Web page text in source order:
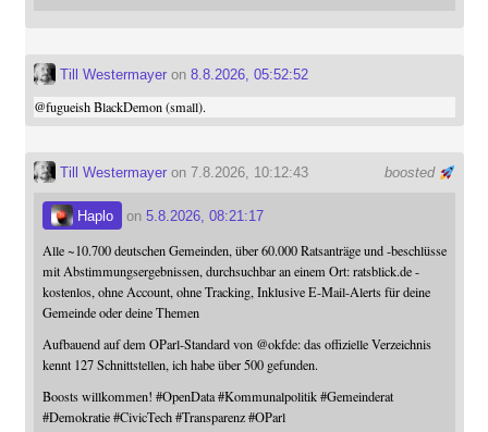
Till Westermayeron 8.8.2026, 05:52:52
@fugueishBlackDemon (small).
boosted
Till Westermayeron 7.8.2026, 10:12:43
Haplo on 5.8.2026, 08:21:17
Alle ~10.700 deutschen Gemeinden, über 60.000 Ratsanträge und -beschlüsse
mit Abstimmungsergebnissen, durchsuchbar an einem Ort: ratsblick.de -
kostenlos, ohne Account, ohne Tracking, Inklusive E-Mail-Alerts für deine
Gemeinde oder deine Themen
Aufbauend auf dem OParl-Standard von @okfde: das offizielle Verzeichnis
kennt 127 Schnittstellen, ich habe über 500 gefunden.
Boosts willkommen! #OpenData #Kommunalpolitik #Gemeinderat
#Demokratie #CivicTech #Transparenz #OParl